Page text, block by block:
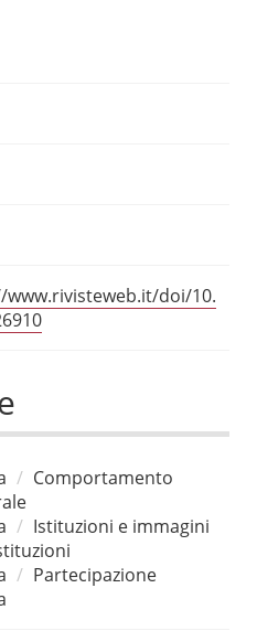
doi/10.
Comportamento
Istituzioni e immagini
Partecipazione